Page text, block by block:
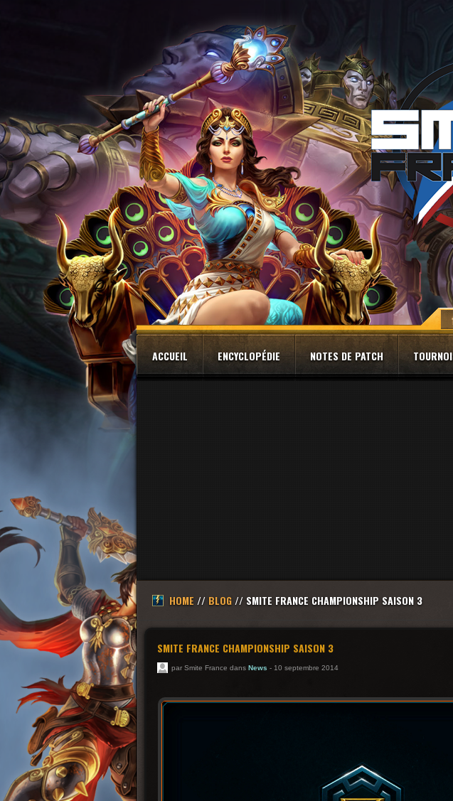
ACCUEIL ENCYCLOPÉDIE NOTES DE PATCH
HOME // BLOG // SMITE FRANCE CHAMPIONSHIP SAISON 3
SMITE FRANCE CHAMPIONSHIP SAISON 3
par Smite France dans News - 10 septembre 2014